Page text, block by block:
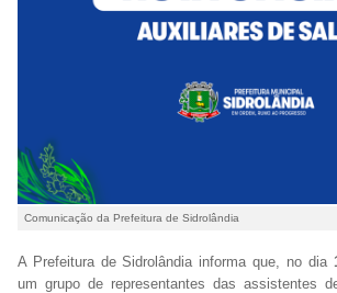
Comunicação da Prefeitura de Sidrolândia
A Prefeitura de Sidrolândia informa que, no dia
um grupo de representantes das assistentes